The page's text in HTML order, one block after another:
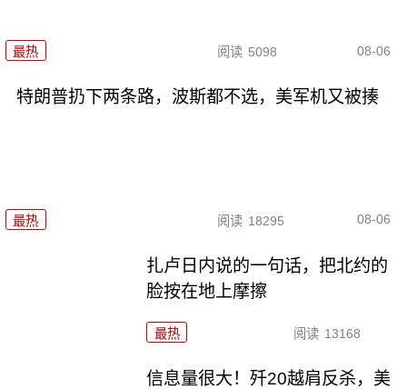
最热 阅读 5098 08-06
特朗普扔下两条路，波斯都不选，美军机又被揍
最热 阅读 18295 08-06
扎卢日内说的一句话，把北约的
脸按在地上摩擦
最热 阅读 13168
信息量很大！歼20越肩反杀，美